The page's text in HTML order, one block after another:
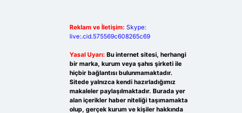
Reklam ve İletişim: Skype:
live:.cid.575569c608265c69
Yasal Uyarı: Bu internet sitesi, herhangi
bir marka, kurum veya şahıs şirketi ile
hiçbir bağlantısı bulunmamaktadır.
Sitede yalnızca kendi hazırladığımız
makaleler paylaşılmaktadır. Burada yer
alan içerikler haber niteliği taşımamakta
olup, gerçek kurum ve kişiler hakkında